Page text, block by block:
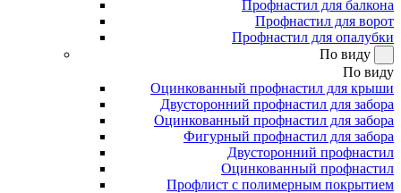
Профнастил для балкона
Профнастил для ворот
Профнастил для опалубки
По виду
По виду
Оцинкованный профнастил для крыши
Двусторонний профнастил для забора
Оцинкованный профнастил для забора
Фигурный профнастил для забора
Двусторонний профнастил
Оцинкованный профнастил
Профлист с полимерным покрытием